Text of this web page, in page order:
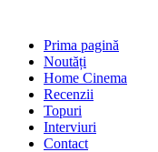
Prima pagină
Noutăți
Home Cinema
Recenzii
Topuri
Interviuri
Contact